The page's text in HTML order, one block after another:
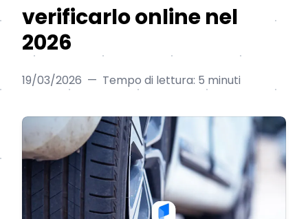
verificarlo online nel
2026
19/03/2026 — Tempo di lettura: 5 minuti